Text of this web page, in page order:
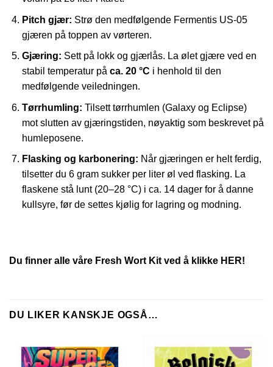
Pitch gjær: Strø den medfølgende Fermentis US-05
gjæren på toppen av vørteren.
Gjæring: Sett på lokk og gjærlås. La ølet gjære ved en
stabil temperatur på ca. 20 °C i henhold til den
medfølgende veiledningen.
Tørrhumling: Tilsett tørrhumlen (Galaxy og Eclipse)
mot slutten av gjæringstiden, nøyaktig som beskrevet på
humleposene.
Flasking og karbonering: Når gjæringen er helt ferdig,
tilsetter du 6 gram sukker per liter øl ved flasking. La
flaskene stå lunt (20–28 °C) i ca. 14 dager for å danne
kullsyre, før de settes kjølig for lagring og modning.
Du finner alle våre Fresh Wort Kit ved å klikke HER!
DU LIKER KANSKJE OGSÅ…